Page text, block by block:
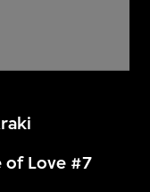
of Love #7
世纪视觉